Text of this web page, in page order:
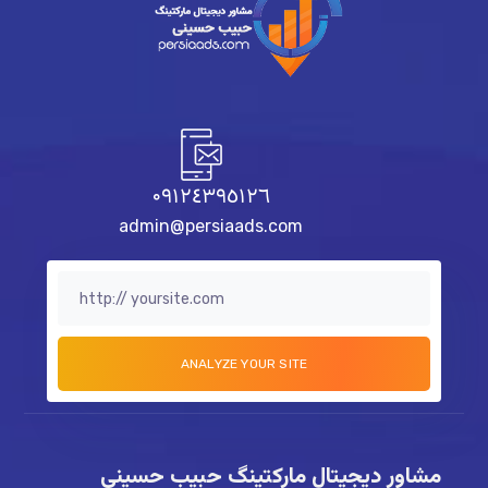
٠٩١٢٤٣٩٥١٢٦
admin@persiaads.com
مشاور دیجیتال مارکتینگ حبیب حسینی